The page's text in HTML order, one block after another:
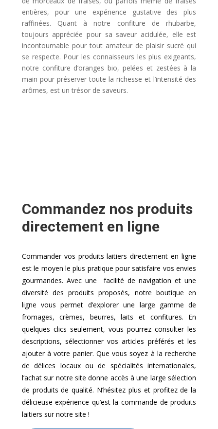
entières, pour une expérience gustative des plus
raffinées. Quant à notre confiture de rhubarbe,
toujours appréciée pour sa saveur acidulée, elle est
incontournable pour tout amateur de plaisir sucré qui
se respecte. Pour les connaisseurs les plus exigeants,
notre confiture d’oranges bio, pelées et zestées à la
main pour préserver toute la richesse et l’intensité des
arômes, est un trésor de saveurs.
Commandez nos produits
directement en ligne
Commander vos produits laitiers directement en ligne
est le moyen le plus pratique pour satisfaire vos envies
gourmandes. Avec une facilité de navigation et une
diversité des produits proposés, notre boutique en
ligne vous permet d’explorer une large gamme de
fromages, crèmes, beurres, laits et confitures. En
quelques clics seulement, vous pourrez consulter les
descriptions, sélectionner vos articles préférés et les
ajouter à votre panier. Que vous soyez à la recherche
de délices locaux ou de spécialités internationales,
l’achat sur notre site donne accès à une large sélection
de produits de qualité. N’hésitez plus et profitez de la
délicieuse expérience qu’est la commande de produits
laitiers sur notre site !